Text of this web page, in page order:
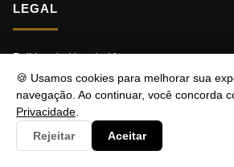
🍪 Usamos cookies para melhorar sua
navegação. Ao continuar, você concorda
Privacidade
Rejeitar
Aceitar
LEGAL
Politica de Uso de IA
Politica de Correção
Politica de Privacidade
Politica de Patrocínio